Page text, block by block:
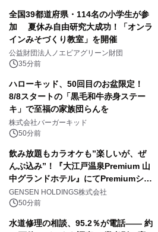
全国39都道府県・114名の小学生が参
加 夏休み自由研究大成功！「オンラ
インみそづくり教室」を開催
公益財団法人ノエビアグリーン財団
35分前
ハローキッド、50回目のお盆限定！
8/8スタートの「黒毛和牛赤身ステー
キ」で至福の家族団らんを
株式会社バーガーキッド
50分前
飲み放題もカラオケも”楽しいが、ぜ
んぶ込み”！『大江戸温泉Premium 山
中グランドホテル』にてPremiumシリ
ーズ初のオールインクルーシブ導入
GENSEN HOLDINGS株式会社
50分前
水道修理の相談、95.2％が電話―― 約